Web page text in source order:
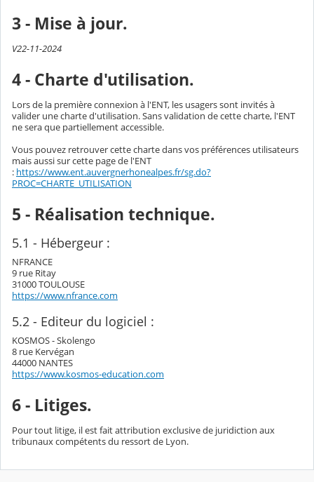
3 - Mise à jour.
V22-11-2024
4 - Charte d'utilisation.
Lors de la première connexion à l'ENT, les usagers sont invités à
valider une charte d'utilisation. Sans validation de cette charte, l'ENT
ne sera que partiellement accessible.
Vous pouvez retrouver cette charte dans vos préférences utilisateurs
mais aussi sur cette page de l'ENT
: https://www.ent.auvergnerhonealpes.fr/sg.do?
PROC=CHARTE_UTILISATION
5 - Réalisation technique.
5.1 - Hébergeur :
NFRANCE
9 rue Ritay
31000 TOULOUSE
https://www.nfrance.com
5.2 - Editeur du logiciel :
KOSMOS - Skolengo
8 rue Kervégan
44000 NANTES
https://www.kosmos-education.com
6 - Litiges.
Pour tout litige, il est fait attribution exclusive de juridiction aux
tribunaux compétents du ressort de Lyon.